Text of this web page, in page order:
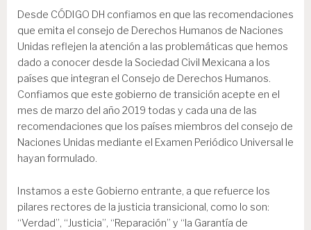
Desde CÓDIGO DH confiamos en que las recomendaciones
que emita el consejo de Derechos Humanos de Naciones
Unidas reflejen la atención a las problemáticas que hemos
dado a conocer desde la Sociedad Civil Mexicana a los
países que integran el Consejo de Derechos Humanos.
Confiamos que este gobierno de transición acepte en el
mes de marzo del año 2019 todas y cada una de las
recomendaciones que los países miembros del consejo de
Naciones Unidas mediante el Examen Periódico Universal le
hayan formulado.
Instamos a este Gobierno entrante, a que refuerce los
pilares rectores de la justicia transicional, como lo son:
“Verdad”, “Justicia”, “Reparación” y “la Garantía de